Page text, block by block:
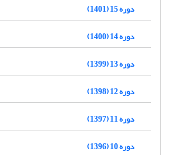
دوره 15 (1401)
دوره 14 (1400)
دوره 13 (1399)
دوره 12 (1398)
دوره 11 (1397)
دوره 10 (1396)